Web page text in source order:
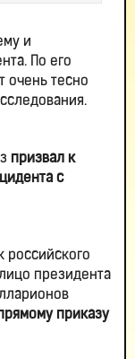
и
По его
очень тесно
призвал к
с
российского
президента
приказу